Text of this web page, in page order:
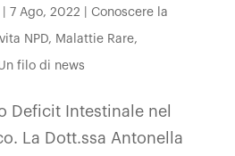
7 Ago, 2022 Conoscere la
NPD, Malattie Rare,
filo di news
Deficit Intestinale nel
La Dott.ssa Antonella